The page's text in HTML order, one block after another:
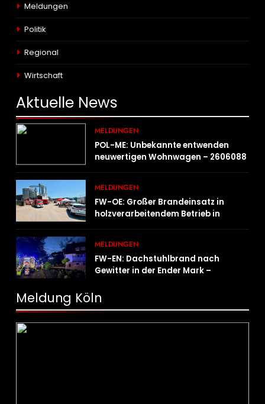
Meldungen
Politik
Regional
Wirtschaft
Aktuelle News
MELDUNGEN
POL-ME: Unbekannte entwenden
neuwertigen Wohnwagen – 2606088
MELDUNGEN
FW-OE: Großer Brandeinsatz in
holzverarbeitendem Betrieb in
MELDUNGEN
FW-EN: Dachstuhlbrand nach
Gewitter in der Ender Mark –
Brandausbreitung
Meldung Köln